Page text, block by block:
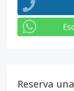
Reserva